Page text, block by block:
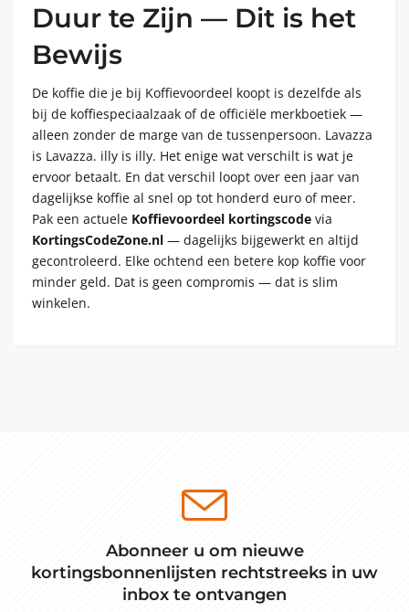
Duur te Zijn — Dit is het
Bewijs
De koffie die je bij Koffievoordeel koopt is dezelfde als
bij de koffiespeciaalzaak of de officiële merkboetiek —
alleen zonder de marge van de tussenpersoon. Lavazza
is Lavazza. illy is illy. Het enige wat verschilt is wat je
ervoor betaalt. En dat verschil loopt over een jaar van
dagelijkse koffie al snel op tot honderd euro of meer.
Pak een actuele Koffievoordeel kortingscode via
KortingsCodeZone.nl — dagelijks bijgewerkt en altijd
gecontroleerd. Elke ochtend een betere kop koffie voor
minder geld. Dat is geen compromis — dat is slim
winkelen.
Abonneer u om nieuwe
kortingsbonnenlijsten rechtstreeks in uw
inbox te ontvangen